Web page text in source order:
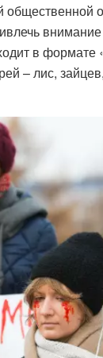
внимание
в формате
– лис,